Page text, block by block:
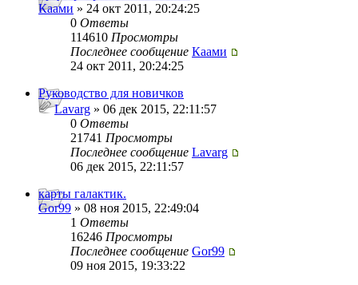
Каами » 24 окт 2011, 20:24:25
0 Ответы
114610 Просмотры
Последнее сообщение Каами
24 окт 2011, 20:24:25
Руководство для новичков
Lavarg » 06 дек 2015, 22:11:57
0 Ответы
21741 Просмотры
Последнее сообщение Lavarg
06 дек 2015, 22:11:57
карты галактик.
Gor99 » 08 ноя 2015, 22:49:04
1 Ответы
16246 Просмотры
Последнее сообщение Gor99
09 ноя 2015, 19:33:22